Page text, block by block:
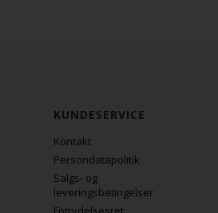
KUNDESERVICE
Kontakt
Persondatapolitik
Salgs- og
leveringsbetingelser